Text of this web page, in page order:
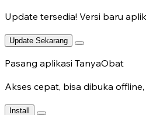
Update tersedia! Versi baru aplikasi
Update Sekarang
Pasang aplikasi TanyaObat
Akses cepat, bisa dibuka
Install